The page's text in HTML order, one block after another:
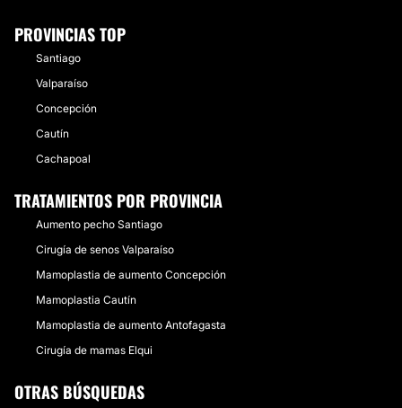
PROVINCIAS TOP
Santiago
Valparaíso
Concepción
Cautín
Cachapoal
TRATAMIENTOS POR PROVINCIA
Aumento pecho Santiago
Cirugía de senos Valparaíso
Mamoplastia de aumento Concepción
Mamoplastia Cautín
Mamoplastia de aumento Antofagasta
Cirugía de mamas Elqui
OTRAS BÚSQUEDAS